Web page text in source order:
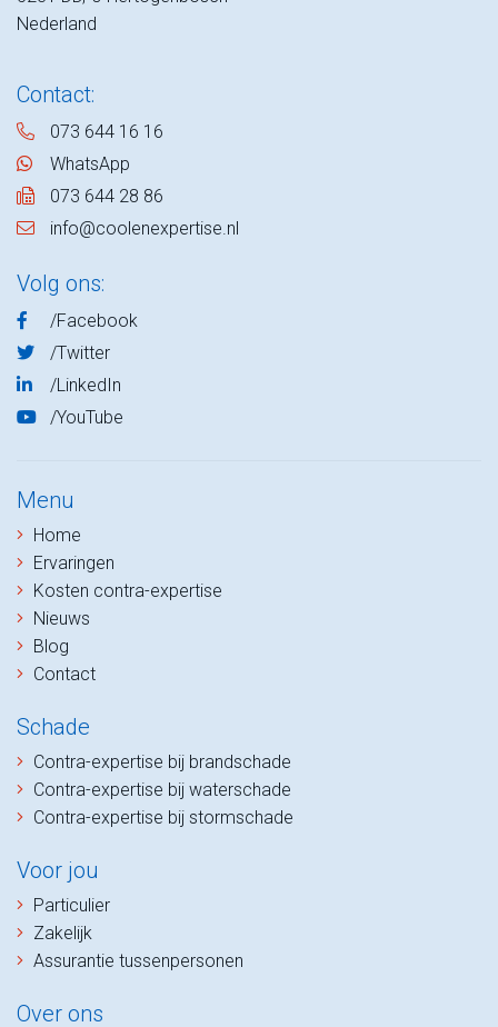
Nederland
Contact:
073 644 16 16
WhatsApp
073 644 28 86
info@coolenexpertise.nl
Volg ons:
/Facebook
/Twitter
/LinkedIn
/YouTube
Menu
Home
Ervaringen
Kosten contra-expertise
Nieuws
Blog
Contact
Schade
Contra-expertise bij brandschade
Contra-expertise bij waterschade
Contra-expertise bij stormschade
Voor jou
Particulier
Zakelijk
Assurantie tussenpersonen
Over ons